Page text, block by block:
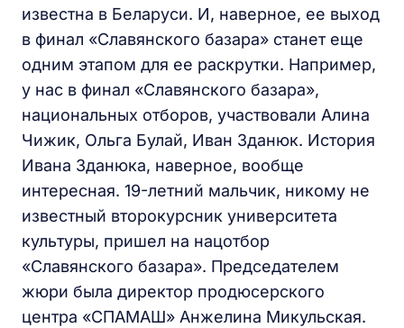
известна в Беларуси. И, наверное, ее выход
в финал «Славянского базара» станет еще
одним этапом для ее раскрутки. Например,
у нас в финал «Славянского базара»,
национальных отборов, участвовали Алина
Чижик, Ольга Булай, Иван Зданюк. История
Ивана Зданюка, наверное, вообще
интересная. 19-летний мальчик, никому не
известный второкурсник университета
культуры, пришел на нацотбор
«Славянского базара». Председателем
жюри была директор продюсерского
центра «СПАМАШ» Анжелина Микульская.